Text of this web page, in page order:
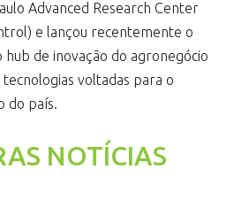
Advanced Research Center
e lançou recentemente o
de inovação do agronegócio
voltadas para o
do país.
NOTÍCIAS